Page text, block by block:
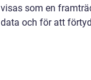
visas som en
data och för att